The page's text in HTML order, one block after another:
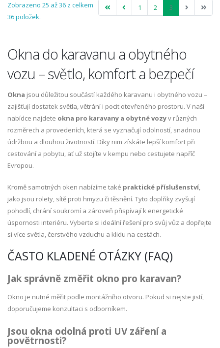
1 2 3
Zobrazeno 25 až 36 z celkem
36 položek.
Okna do karavanu a obytného
vozu – světlo, komfort a bezpečí
Okna jsou důležitou součástí každého karavanu i obytného vozu –
zajišťují dostatek světla, větrání i pocit otevřeného prostoru. V naší
nabídce najdete okna pro karavany a obytné vozyv různých
rozměrech a provedeních, která se vyznačují odolností, snadnou
údržbou a dlouhou životností. Díky nim získáte lepší komfort při
cestování a pobytu, ať už stojíte v kempu nebo cestujete napříč
Evropou.
Kromě samotných oken nabízíme také praktické příslušenství,
jako jsou rolety, sítě proti hmyzu či těsnění. Tyto doplňky zvyšují
pohodlí, chrání soukromí a zároveň přispívají k energetické
úspornosti interiéru. Vyberte si ideální řešení pro svůj vůz a dopřejte
si více světla, čerstvého vzduchu a klidu na cestách.
ČASTO KLADENÉ OTÁZKY (FAQ)
Jak správně změřit okno pro karavan?
Okno je nutné měřit podle montážního otvoru. Pokud si nejste jistí,
doporučujeme konzultaci s odborníkem.
Jsou okna odolná proti UV záření a
povětrnosti?